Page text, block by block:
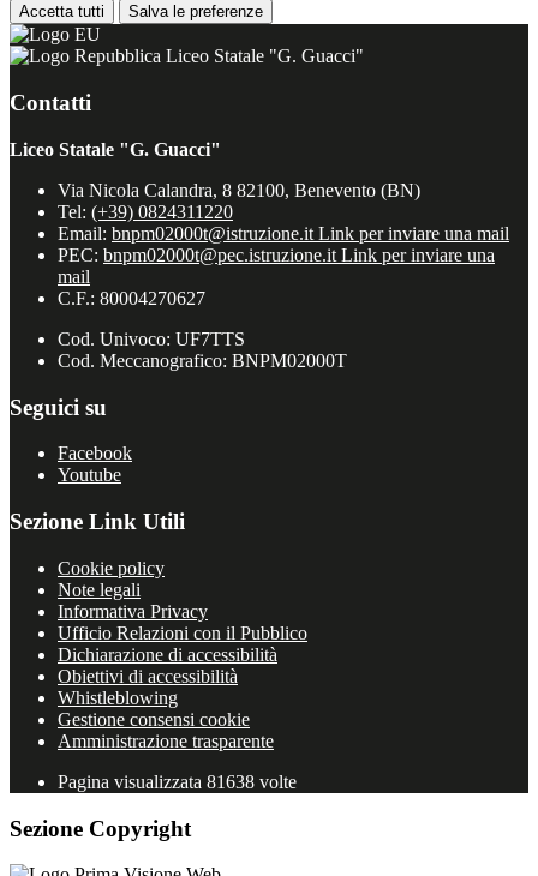
Accetta tutti Salva le preferenze
Liceo Statale "G. Guacci"
Contatti
Liceo Statale "G. Guacci"
Via Nicola Calandra, 8 82100, Benevento (BN)
Tel: (+39) 0824311220
Email: bnpm02000t@istruzione.it Link per inviare una mail
PEC: bnpm02000t@pec.istruzione.it Link per inviare una
mail
C.F.: 80004270627
Cod. Univoco: UF7TTS
Cod. Meccanografico: BNPM02000T
Seguici su
Facebook
Youtube
Sezione Link Utili
Cookie policy
Note legali
Informativa Privacy
Ufficio Relazioni con il Pubblico
Dichiarazione di accessibilità
Obiettivi di accessibilità
Whistleblowing
Gestione consensi cookie
Amministrazione trasparente
Pagina visualizzata 81638 volte
Sezione Copyright